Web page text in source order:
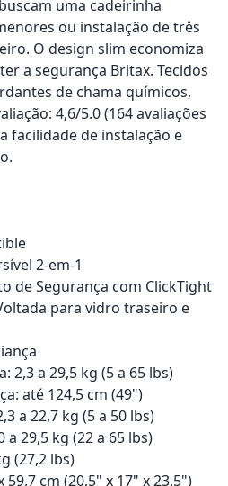
uma cadeirinha
ou instalação de três
O design slim economiza
a segurança Britax. Tecidos
de chama químicos,
4,6/5.0 (164 avaliações
facilidade de instalação e
2-em-1
de Segurança com ClickTight
para vidro traseiro e
2,3 a 29,5 kg (5 a 65 lbs)
até 124,5 cm (49")
a 22,7 kg (5 a 50 lbs)
a 29,5 kg (22 a 65 lbs)
(27,2 lbs)
59,7 cm (20,5" x 17" x 23,5")